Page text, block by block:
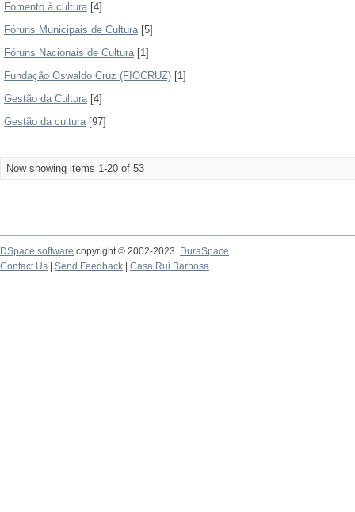
Fomento à cultura[4]
Fóruns Municipais de Cultura[5]
Fóruns Nacionais de Cultura[1]
Fundação Oswaldo Cruz (FIOCRUZ) [1]
Gestão da Cultura[4]
Gestão da cultura[97]
Now showing items 1-20 of 53
DSpace software copyright © 2002-2023
DuraSpace
Contact Us
Send Feedback Casa Rui Barbosa